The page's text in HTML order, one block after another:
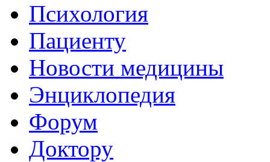
Психология
Пациенту
Новости медицины
Энциклопедия
Форум
Доктору